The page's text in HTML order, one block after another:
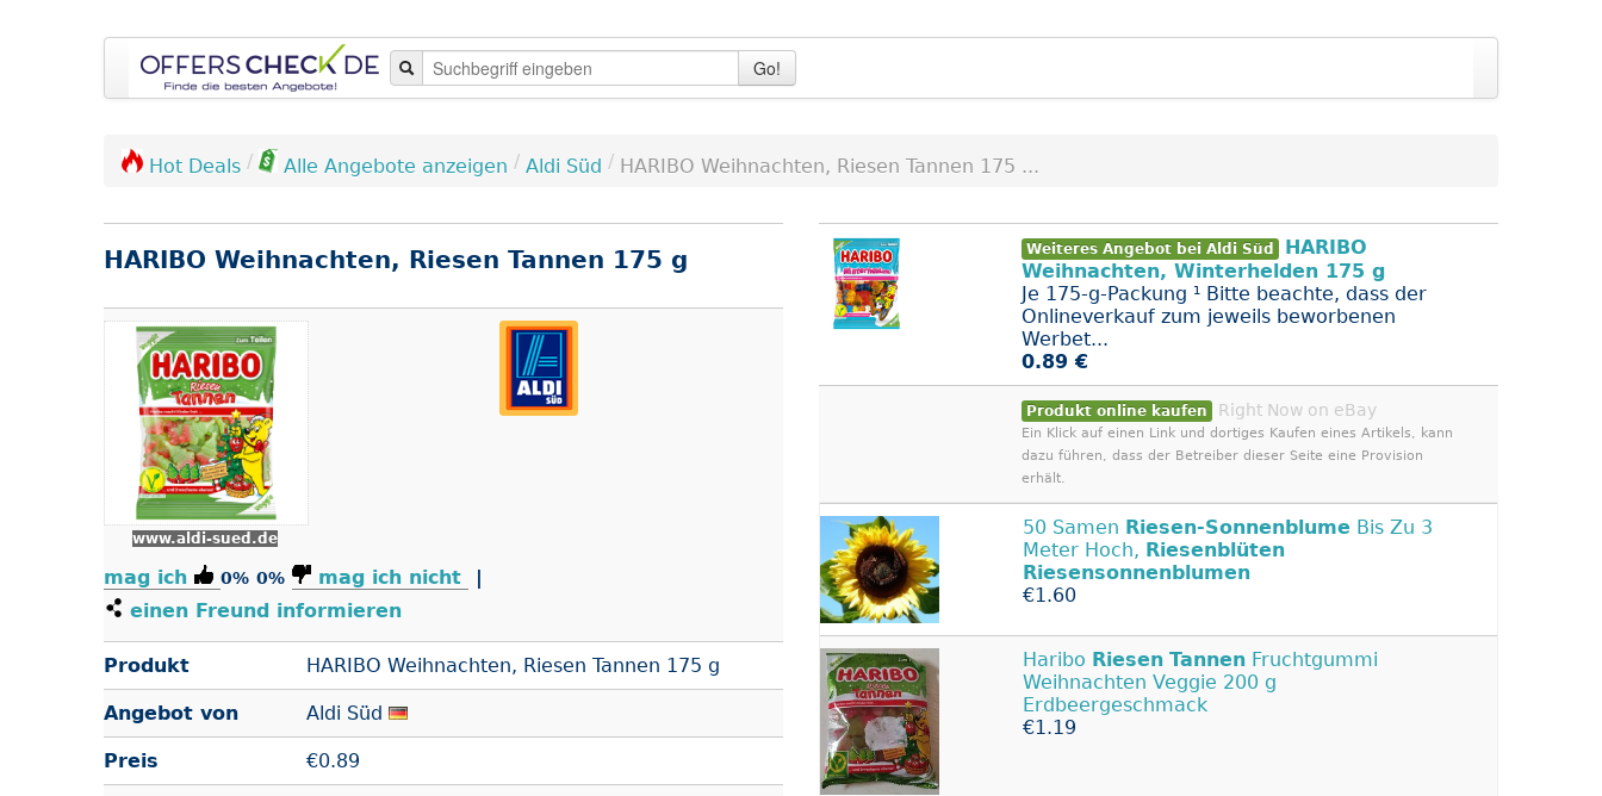
Go!
Hot Deals / Alle Angebote anzeigen / Aldi Süd / HARIBO Weihnachten, Riesen Tannen 175 ...
HARIBO Weihnachten, Riesen Tannen 175 g
www.aldi-sued.de
mag ich 0% 0% mag ich nicht
|
einen Freund informieren
Produkt HARIBO Weihnachten, Riesen Tannen 175 g
Angebot von Aldi Süd
Preis €0.89
Weiteres Angebot bei Aldi Süd
HARIBO
Weihnachten, Winterhelden 175 g
Je 175-g-Packung ¹ Bitte beachte, dass der
Onlineverkauf zum jeweils beworbenen
Werbet...
0.89 €
Produkt online kaufen Right Now on eBay
Ein Klick auf einen Link und dortiges Kaufen eines Artikels, kann
dazu führen, dass der Betreiber dieser Seite eine Provision
erhält.
50 Samen Riesen-Sonnenblume Bis Zu 3
Meter Hoch, Riesenblüten
Riesensonnenblumen
€1.60
Haribo Riesen Tannen Fruchtgummi
Weihnachten Veggie 200 g
Erdbeergeschmack
€1.19